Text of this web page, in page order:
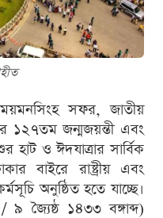
ময়মনসিংহ সফর, জাতীয়
১২৭তম জন্মজয়ন্তী এবং
ও ঈদযাত্রার সার্বিক
বাইরে রাষ্ট্রীয় এবং
অনুষ্ঠিত হতে যাচ্ছে।
১৪৩৩ বঙ্গাব্দ)